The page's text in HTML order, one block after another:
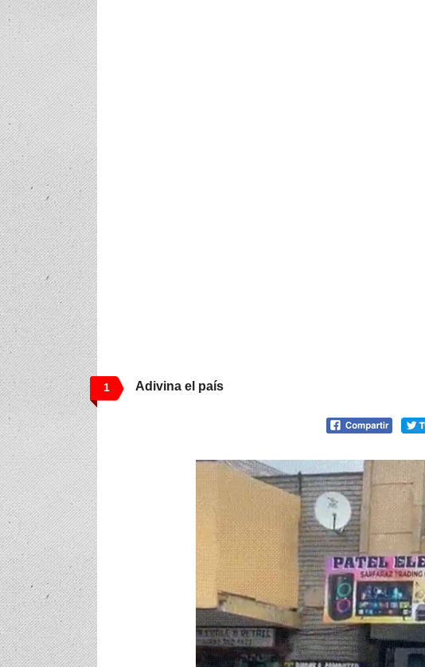
1 Adivina el país